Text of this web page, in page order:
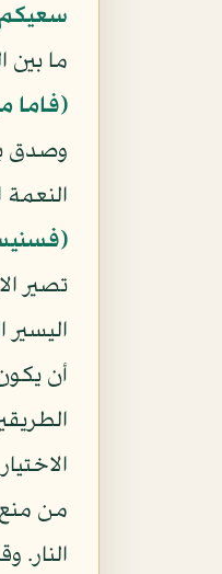
ما بين
(فاما
وصدق
تصير
أن
من
النار.